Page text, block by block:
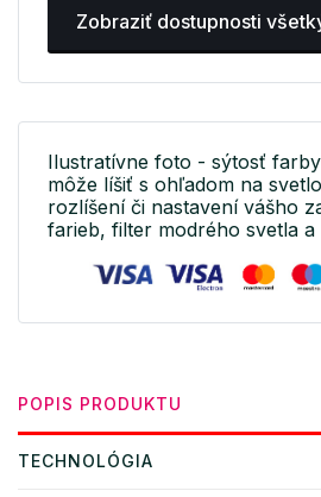
Zobraziť dostupnosti
Ilustratívne foto - sýtosť
môže líšiť s ohľadom na
rozlíšení či nastavení vášho
farieb, filter modrého svetla a
POPIS PRODUKTU
TECHNOLÓGIA